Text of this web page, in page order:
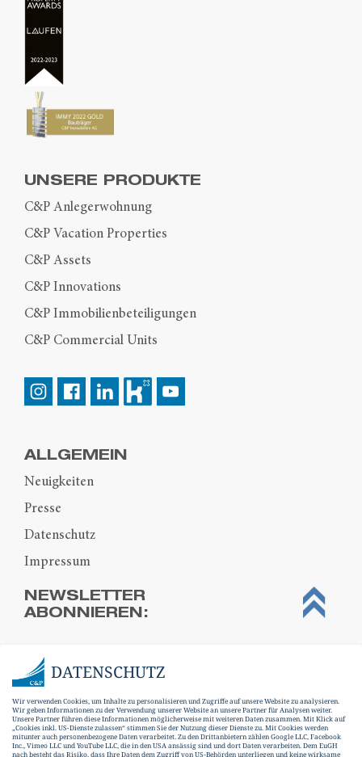
UNSERE PRODUKTE
C&P Anlegerwohnung
C&P Vacation Properties
C&P Assets
C&P Innovations
C&P Immobilienbeteiligungen
C&P Commercial Units
ALLGEMEIN
Neuigkeiten
Presse
Datenschutz
Impressum
NEWSLETTER
ABONNIEREN:
DATENSCHUTZ
Wir verwenden Cookies, um Inhalte zu personalisieren und Zugriffe auf unsere Website zu analysieren.
Wir geben Informationen zu der Verwendung unserer Website an unsere Partner für Analysen weiter.
Unsere Partner führen diese Informationen möglicherweise mit weiteren Daten zusammen. Mit Klick auf
„Cookies inkl. US-Dienste zulassen“ stimmen Sie der Nutzung dieser Dienste zu. Mit Cookies werden
mitunter auch personenbezogene Daten verarbeitet. Zu den Drittanbietern zählen Google LLC, Facebook
Inc., Vimeo LLC und YouTube LLC, die in den USA ansässig sind und dort Daten verarbeiten. Dem EuGH
nach besteht das Risiko, dass Ihre Daten dem Zugriff von US-Behörden unterliegen und keine wirksame